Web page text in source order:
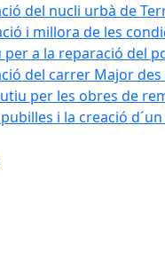
del nucli urbà de
i millora de les
a la reparació del
del carrer Major des
per les obres de
i la creació